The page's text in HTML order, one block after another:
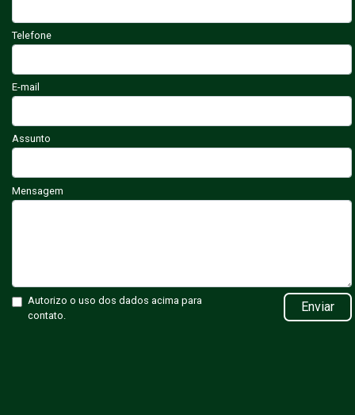
Telefone
E-mail
Assunto
Mensagem
Autorizo o uso dos dados acima para
contato.
Enviar